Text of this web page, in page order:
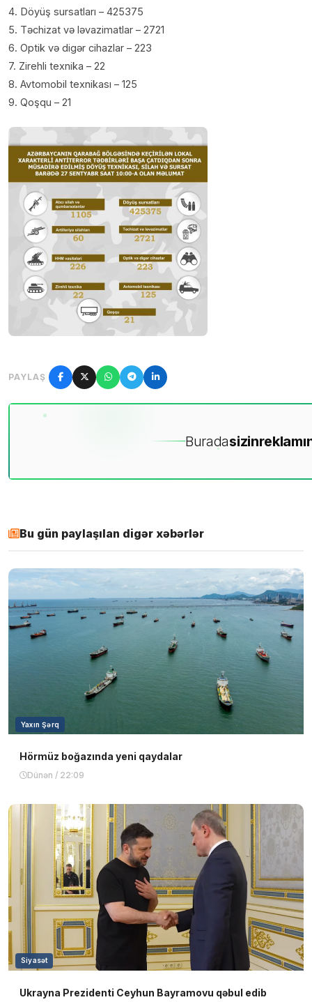
4. Döyüş sursatları – 425375
5. Təchizat və ləvazimatlar – 2721
6. Optik və digər cihazlar – 223
7. Zirehli texnika – 22
8. Avtomobil texnikası – 125
9. Qoşqu – 21
PAYLAŞ
Buradasizin
Bu gün paylaşılan digər xəbərlər
Yaxın Şərq
Hörmüz boğazında yeni qaydalar
Dünən / 22:09
Siyasət
Ukrayna Prezidenti Ceyhun Bayramovu qəbul edib